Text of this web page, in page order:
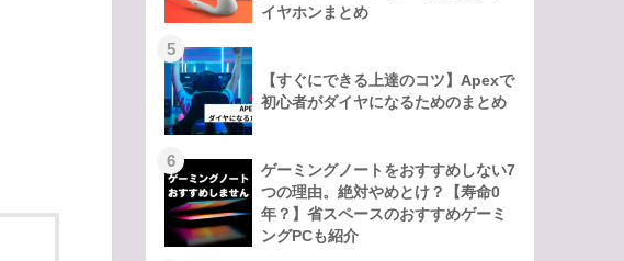
イヤホンまとめ
5
【すぐにできる上達のコツ】Apexで
初心者がダイヤになるためのまとめ
6
ゲーミングノートをおすすめしない7
つの理由。絶対やめとけ？【寿命0
年？】省スペースのおすすめゲーミ
ングPCも紹介